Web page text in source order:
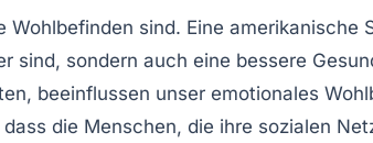
sind. Eine amerikanische
sondern auch eine bessere
beeinflussen unser emotionales
die Menschen, die ihre sozialen